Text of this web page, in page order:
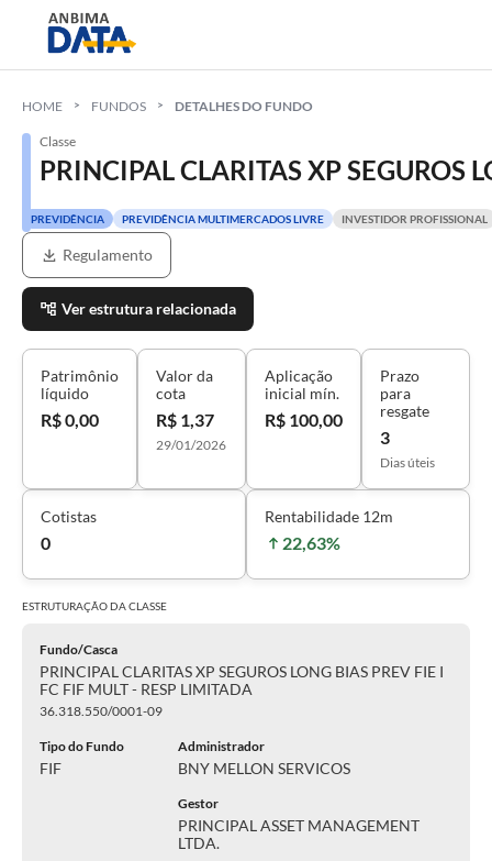
HOME FUNDOS DETALHES DO FUNDO
Classe
PRINCIPAL CLARITAS XP SEGUROS
PREVIDÊNCIA PREVIDÊNCIA MULTIMERCADOS LIVRE INVESTIDOR PROFISSIONAL
Regulamento
Ver estrutura relacionada
Patrimônio
líquido
R$ 0,00
Valor da
cota
R$ 1,37
29/01/2026
Aplicação
inicial mín.
R$ 100,00
Prazo
para
resgate
3
Dias úteis
Cotistas
0
Rentabilidade 12m
22,63%
ESTRUTURAÇÃO DACLASSE
Fundo/Casca
PRINCIPAL CLARITAS XP SEGUROS LONG BIAS PREV FIE I
FC FIF MULT - RESP LIMITADA
36.318.550/0001-09
Tipo do Fundo
FIF
Administrador
BNY MELLON SERVICOS
Gestor
PRINCIPAL ASSET MANAGEMENT
LTDA.